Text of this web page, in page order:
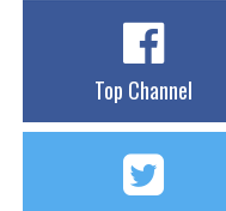
Top Channel